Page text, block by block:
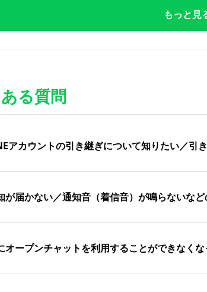
もっと見
る質問
アカウントの引き継ぎについて知りたい／引
が届かない／通知音（着信音）が鳴らないな
オープンチャットを利用することができなくな